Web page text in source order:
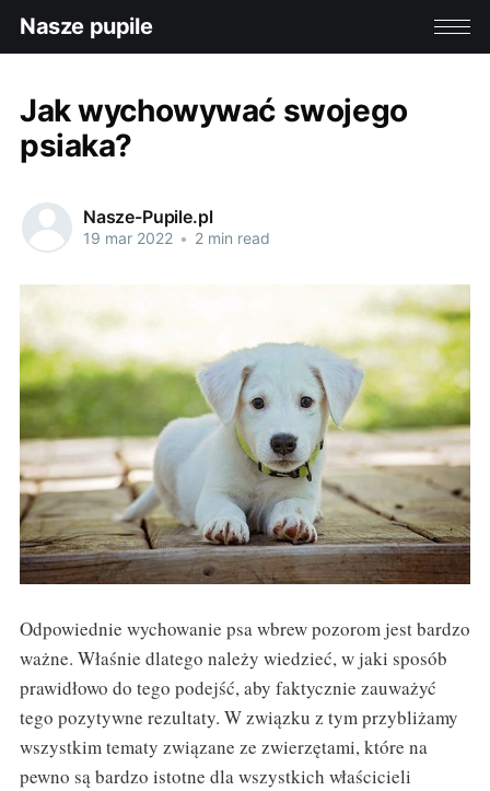
Nasze pupile
Jak wychowywać swojego
psiaka?
Nasze-Pupile.pl
19 mar 2022 • 2 min read
Odpowiednie wychowanie psa wbrew pozorom jest bardzo
ważne. Właśnie dlatego należy wiedzieć, w jaki sposób
prawidłowo do tego podejść, aby faktycznie zauważyć
tego pozytywne rezultaty. W związku z tym przybliżamy
wszystkim tematy związane ze zwierzętami, które na
pewno są bardzo istotne dla wszystkich właścicieli